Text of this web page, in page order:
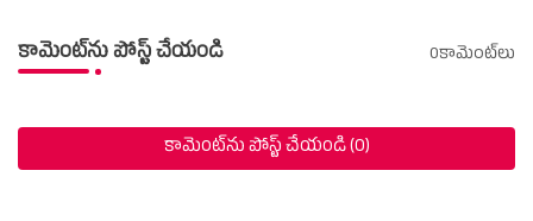
కామెంట్‌ను పోస్ట్ చేయండి 0కామెంట్‌లు
కామెంట్‌ను పోస్ట్ చేయండి (0)